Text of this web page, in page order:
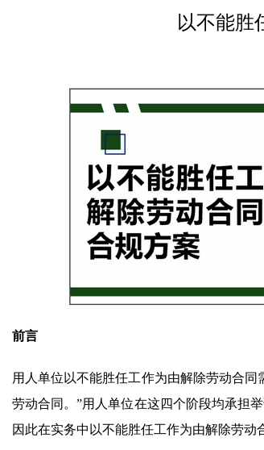
以不能胜
前言
用人单位以不能胜任工作为由解除劳动合
劳动合同。”用人单位在这四个阶段均承担
因此在实务中以不能胜任工作为由解除劳动